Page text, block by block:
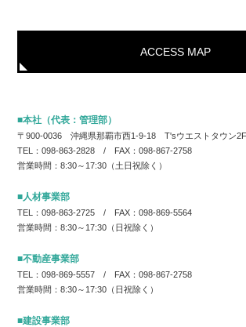
ACCESS MAP
■本社（代表：管理部）
〒900-0036 沖縄県那覇市西1-9-18 T'sウエストタウン2F
TEL：098-863-2828 / FAX：098-867-2758
営業時間：8:30～17:30（土日祝除く）
■人材事業部
TEL：098-863-2725 / FAX：098-869-5564
営業時間：8:30～17:30（日祝除く）
■不動産事業部
TEL：098-869-5557 / FAX：098-867-2758
営業時間：8:30～17:30（日祝除く）
■建設事業部